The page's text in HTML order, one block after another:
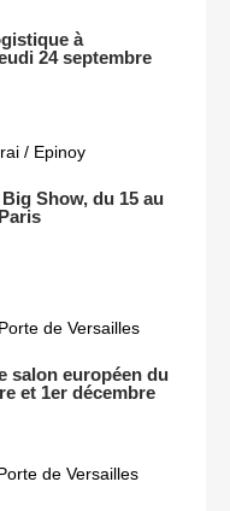
à
24 septembre
/ Epinoy
Big Show, du 15 au
de Versailles
salon européen du
et 1er décembre
de Versailles